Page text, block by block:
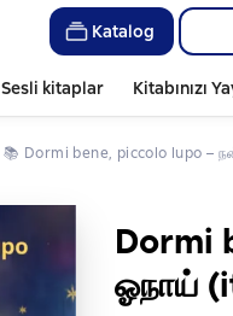
Katalog
Sesli kitaplar Kitabınızı
📚 Dormi bene, piccolo lupo –
Dormi
ஓநாய்